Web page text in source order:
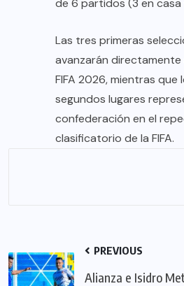
de 6 partidos (3 en
Las tres primeras
avanzarán directamente
FIFA 2026, mientras que
segundos lugares
confederación en el
clasificatorio de la FIFA.
PREVIOUS
Alianza e Isidro